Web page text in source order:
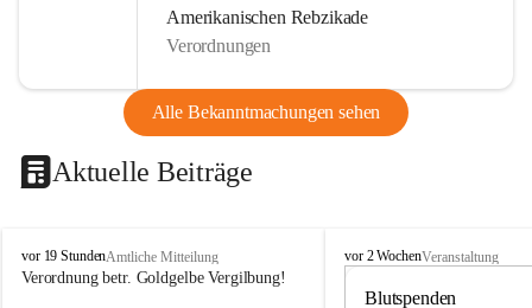
Amerikanischen Rebzikade
Verordnungen
Alle Bekanntmachungen sehen
Aktuelle Beiträge
B
r
vor 19 StundenAmtliche Mitteilung
Verordnung betr. Goldgelbe Vergilbung!
B
vor 2 WochenVeranstaltung
Blutspenden